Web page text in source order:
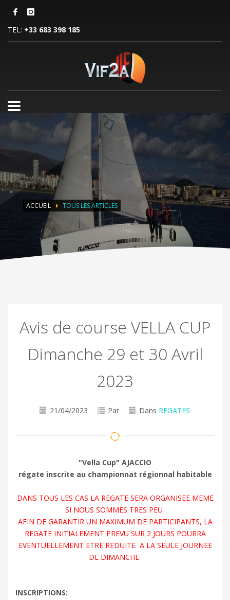
TEL: +33 683 398 185
ACCUEIL TOUS LES ARTICLES
Avis de course VELLA CUP
Dimanche 29 et 30 Avril
2023
21/04/2023 Par Dans REGATES
"Vella Cup" AJACCIO
régate inscrite au championnat régionnal habitable
DANS TOUS LES CAS LA REGATE SERA ORGANISEE MEME
SI NOUS SOMMES TRES PEU
AFIN DE GARANTIR UN MAXIMUM DE PARTICIPANTS, LA
REGATE INITIALEMENT PREVU SUR 2 JOURS POURRA
EVENTUELLEMENT ETRE REDUITE A LA SEULE JOURNEE
DE DIMANCHE
INSCRIPTIONS: